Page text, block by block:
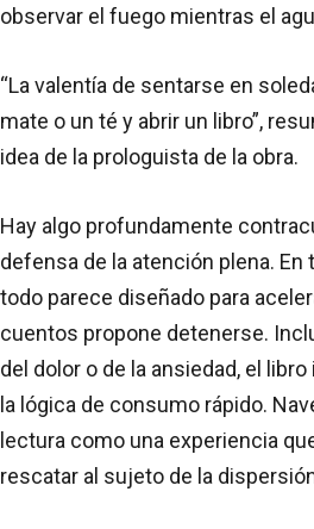
observar el fuego mientras el
“La valentía de sentarse en
mate o un té y abrir un libro”,
idea de la prologuista de la obra.
Hay algo profundamente
defensa de la atención plena. En
todo parece diseñado para
cuentos propone detenerse.
del dolor o de la ansiedad, el
la lógica de consumo rápido.
lectura como una experiencia
rescatar al sujeto de la